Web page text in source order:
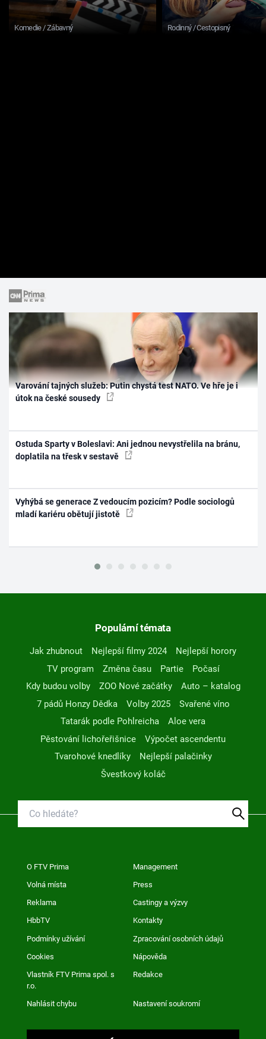
Komedie / Zábavný Rodinný / Cestopisný
Varování tajných služeb: Putin chystá test NATO. Ve hře je i
útok na české sousedy
Ostuda Sparty v Boleslavi: Ani jednou nevystřelila na bránu,
doplatila na třesk v sestavě
Vyhýbá se generace Z vedoucím pozicím? Podle sociologů
mladí kariéru obětují jistotě
Populární témata
Jak zhubnout Nejlepší filmy 2024
Nejlepší horory
TV program
Změna času Partie
Počasí
Kdy budou volby
ZOO Nové začátky
Auto – katalog
7 pádů Honzy Dědka
Volby 2025
Svařené víno
Tatarák podle Pohlreicha
Aloe vera
Pěstování lichořeřišnice
Výpočet ascendentu
Tvarohové knedlíky
Nejlepší palačinky
Švestkový koláč
O FTV Prima Management
Volná místa Press
Reklama Castingy a výzvy
HbbTV Kontakty
Podmínky užívání Zpracování osobních údajů
Cookies Nápověda
Vlastník FTV Prima spol. s
r.o.
Redakce
Nahlásit chybu Nastavení soukromí